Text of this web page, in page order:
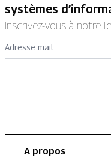
systèmes
Inscrivez-vous à notre
Adresse mail
A propos